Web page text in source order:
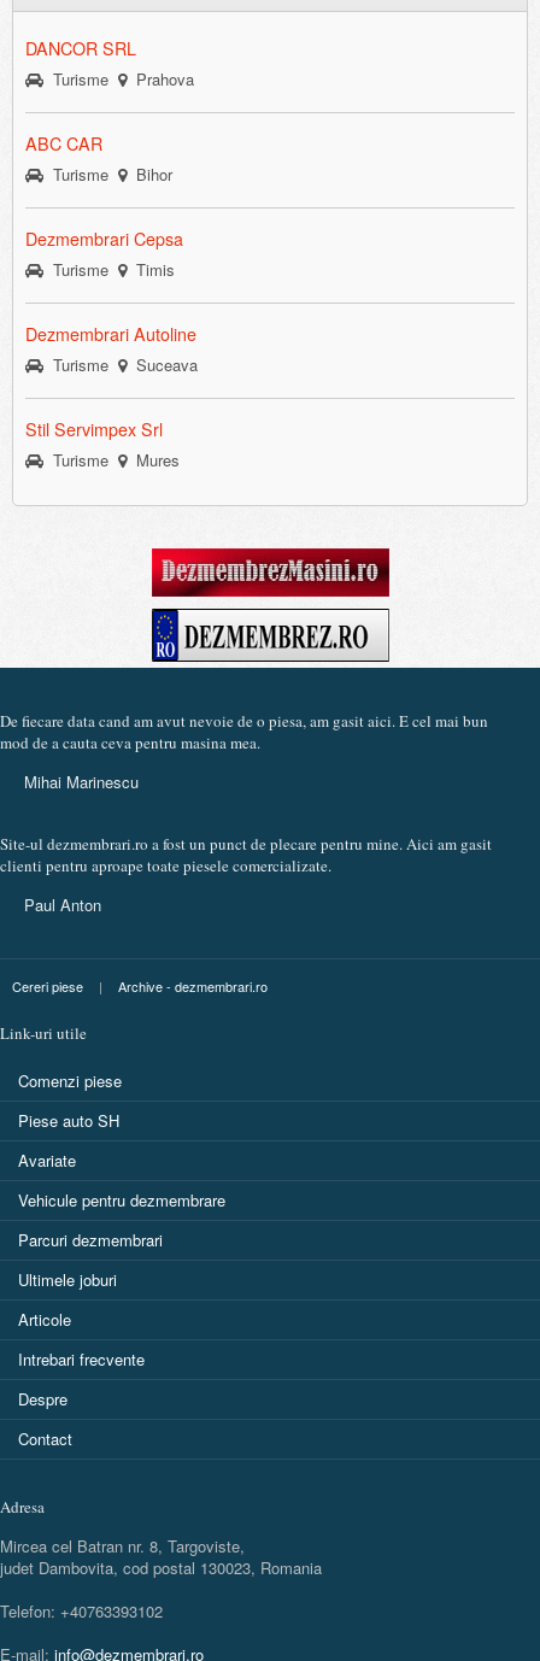
DANCOR SRL
Turisme Prahova
ABC CAR
Turisme Bihor
Dezmembrari Cepsa
Turisme Timis
Dezmembrari Autoline
Turisme Suceava
Stil Servimpex Srl
Turisme Mures
De fiecare data cand am avut nevoie de o piesa, am gasit aici. E cel mai bun
mod de a cauta ceva pentru masina mea.
Mihai Marinescu
Site-ul dezmembrari.ro a fost un punct de plecare pentru mine. Aici am gasit
clienti pentru aproape toate piesele comercializate.
Paul Anton
Cereri piese | Archive - dezmembrari.ro
Link-uri utile
Comenzi piese
Piese auto SH
Avariate
Vehicule pentru dezmembrare
Parcuri dezmembrari
Ultimele joburi
Articole
Intrebari frecvente
Despre
Contact
Adresa
Mircea cel Batran nr. 8, Targoviste,
judet Dambovita, cod postal 130023, Romania
Telefon: +40763393102
E-mail: info@dezmembrari.ro